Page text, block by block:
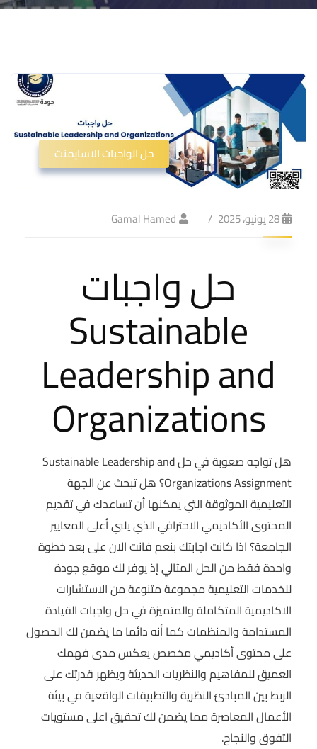
حل الواجبات الاسايمنت
28 يونيو، 2025 Gamal Hamed
حل واجبات
Sustainable
Leadership and
Organizations
هل تواجه صعوبة في حل Sustainable Leadership and
Organizations Assignment؟ هل تبحث عن الجهة
التعليمية الموثوقة التي يمكنها أن تساعدك في تقديم
المحتوى الأكاديمي الاحترافي الذي يلبي أعلى المعايير
الجامعة؟ اذا كانت اجابتك بنعم فانت الان على بعد خطوة
واحدة فقط من الحل المثالي إذ يوفر لك موقع جودة
للخدمات التعليمية مجموعة متنوعة من الاستشارات
الاكاديمية المتكاملة والمتميزة في حل واجبات القيادة
المستدامة والمنظمات كما أنه دائما ما يضمن لك الحصول
على محتوى أكاديمي مخصص يعكس مدى فهمك
العميق للمفاهيم والنظريات الحديثة ويظهر قدرتك على
الربط بين المبادئ النظرية والتطبيقات الواقعية في بيئة
الأعمال المعاصرة مما يضمن لك تحقيق اعلى مستويات
التفوق والنجاح.